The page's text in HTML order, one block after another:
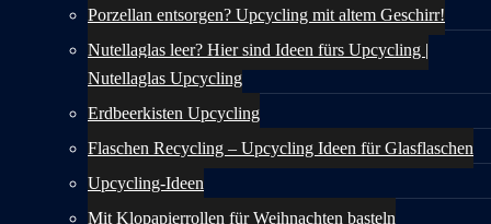
Porzellan entsorgen? Upcycling mit altem Geschirr!
Nutellaglas leer? Hier sind Ideen fürs Upcycling |
Nutellaglas Upcycling
Erdbeerkisten Upcycling
Flaschen Recycling – Upcycling Ideen für Glasflaschen
Upcycling-Ideen
Mit Klopapierrollen für Weihnachten basteln